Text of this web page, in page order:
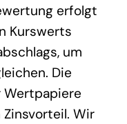
erfolgt
Kurswerts
um
Die
Wir